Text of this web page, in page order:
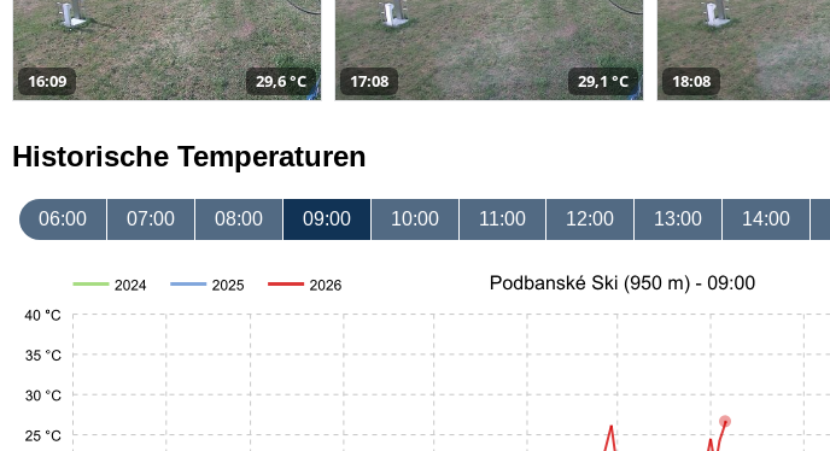
16:09 29,6 °C 17:08 29,1 °C 18:08
Historische Temperaturen
06:00 07:00 08:00 09:00 10:00 11:00 12:00 13:00 14:00